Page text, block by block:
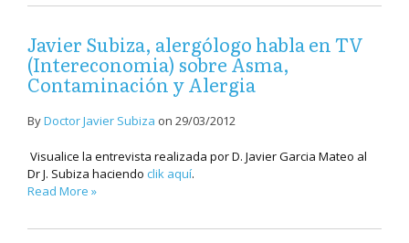
Javier Subiza, alergólogo habla en TV
(Intereconomia) sobre Asma,
Contaminación y Alergia
ByDoctor Javier Subiza on 29/03/2012
Visualice la entrevista realizada por D. Javier Garcia Mateo al
Dr J. Subiza haciendo clik aquí.
Read More »